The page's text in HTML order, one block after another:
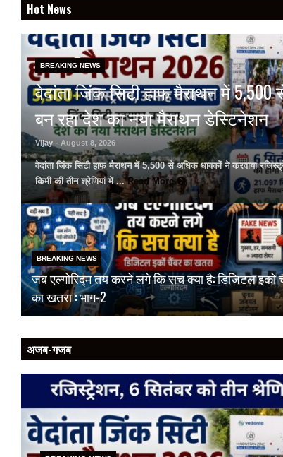
Hot News
BREAKING NEWS
वेदांता जिंक सिटी हाफ मैराथन में
बन रहा देश का नया मैराथन डेस्टिनेशन
Vijay - August 8, 2026
वेदांता जिंक सिटी हाफ मैराथन में 5,500 से अधिक धावकों ने करवाया
किमी की तीन श्रेणियां में ... Read More
BREAKING NEWS
जब एल्गोरिद्म तय करने लगे कि सच क्या है: डिजिटल इको
का खतरा : भाग-2
अजब-गजब